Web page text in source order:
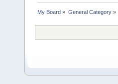
My Board » General Category»